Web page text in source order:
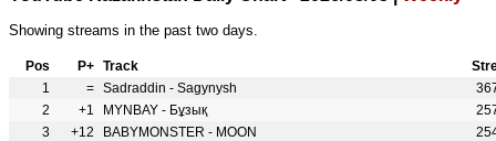
Showing streams in the past two days.
Pos P+ Track
1
= Sadraddin - Sagynysh
2
+1 MYNBAY - Бұзық
3
+12 BABYMONSTER - MOON